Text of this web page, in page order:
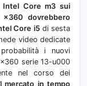
Intel Core m3 sui
x360 dovrebbero
Core i5di sesta
video dedicate
i nuovi
serie 13-u000
nel corso dei
mercato in tempo